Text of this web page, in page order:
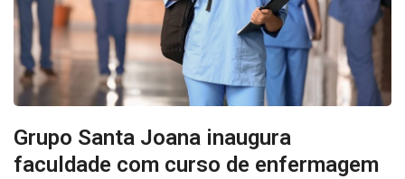
Grupo Santa Joana inaugura
faculdade com curso de enfermagem